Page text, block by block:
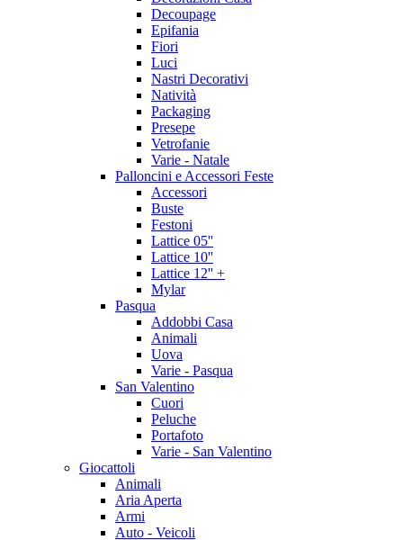
Decoupage
Epifania
Fiori
Luci
Nastri Decorativi
Natività
Packaging
Presepe
Vetrofanie
Varie - Natale
Palloncini e Accessori Feste
Accessori
Buste
Festoni
Lattice 05''
Lattice 10''
Lattice 12'' +
Mylar
Pasqua
Addobbi Casa
Animali
Uova
Varie - Pasqua
San Valentino
Cuori
Peluche
Portafoto
Varie - San Valentino
Giocattoli
Animali
Aria Aperta
Armi
Auto - Veicoli